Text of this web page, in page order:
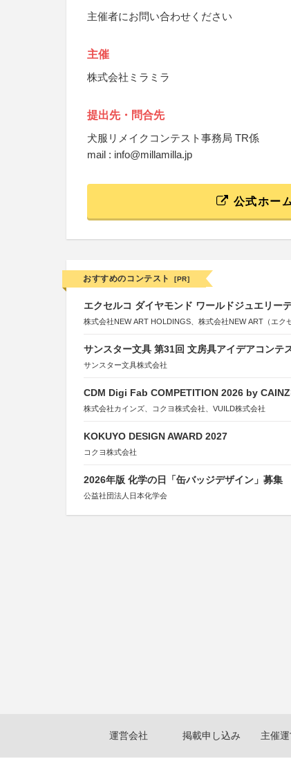
主催者にお問い合わせください
主催
株式会社ミラミラ
提出先・問合先
犬服リメイクコンテスト事務局 TR係
mail : info@millamilla.jp
公式ホー
おすすめのコンテスト [PR]
エクセルコ ダイヤモンド ワールドジュエリー
株式会社NEW ART HOLDINGS、株式会社NEW ART（エク
サンスター文具 第31回 文房具アイデアコンテ
サンスター文具株式会社
CDM Digi Fab COMPETITION 2026 by
株式会社カインズ、コクヨ株式会社、VUILD株式会社
KOKUYO DESIGN AWARD 2027
コクヨ株式会社
2026年版 化学の日「缶バッジデザイン」募集
公益社団法人日本化学会
運営会社 掲載申し込み 主催